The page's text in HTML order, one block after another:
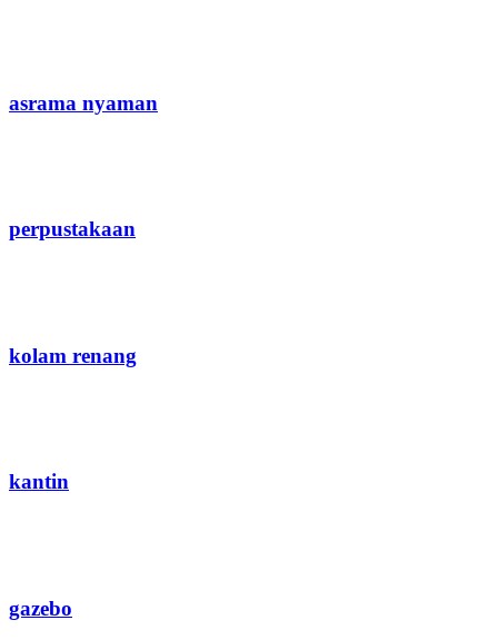
asrama nyaman
perpustakaan
kolam renang
kantin
gazebo